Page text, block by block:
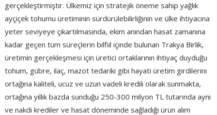
gerçekleştirmiştir. Ülkemiz için stratejik öneme sahip yağlık
ayçiçek tohumu üretiminin sürdürülebilirliğinin ve ülke ihtiyacına
yeter seviyeye çıkartılmasında, ekim anından hasat zamanına
kadar geçen tüm süreçlerin bilfiil içinde bulunan Trakya Birlik,
üretimin gerçekleşmesi için üretici ortaklarının ihtiyaç duyduğu
tohum, gübre, ilaç, mazot tedariki gibi hayati üretim girdilerini
ortağına kaliteli, ucuz ve uzun vadeli kredili olarak sunmakta,
ortağına yıllık bazda sunduğu 250-300 milyon TL tutarında ayni
ve nakdi krediler ve hasat döneminde sağladığı ürün alım